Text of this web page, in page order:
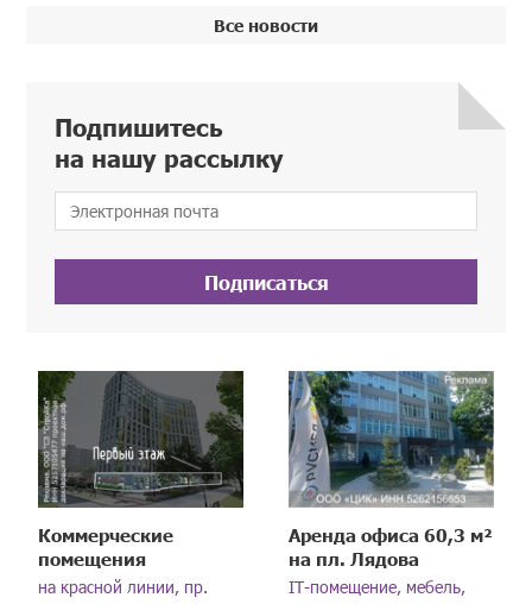
Все новости
Подпишитесь
на нашу рассылку
Подписаться
Коммерческие
помещения
на красной линии, пр.
Аренда офиса 60,3 м²
на пл. Лядова
IT-помещение, мебель,